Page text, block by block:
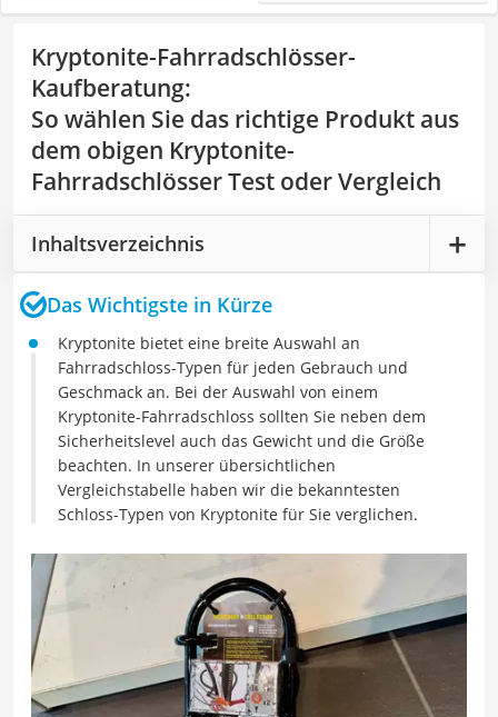
Kryptonite-Fahrradschlösser-
Kaufberatung:
So wählen Sie das richtige Produkt aus
dem obigen Kryptonite-
Fahrradschlösser Test oder Vergleich
Inhaltsverzeichnis
Das Wichtigste in Kürze
Kryptonite bietet eine breite Auswahl an
Fahrradschloss-Typen für jeden Gebrauch und
Geschmack an. Bei der Auswahl von einem
Kryptonite-Fahrradschloss sollten Sie neben dem
Sicherheitslevel auch das Gewicht und die Größe
beachten. In unserer übersichtlichen
Vergleichstabelle haben wir die bekanntesten
Schloss-Typen von Kryptonite für Sie verglichen.